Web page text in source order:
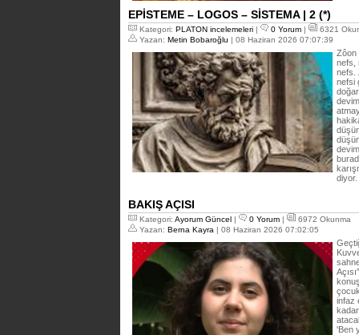
EPİSTEME – LOGOS – SİSTEMA | 2 (*)
Kategori: PLATON incelemeleri | 0 Yorum |
6321
Yazan: Metin Bobaroğlu | 08 Haziran 2026 07:07:39
Zôon
nefs,
nefs.
nefsi
diyor.
BAKIŞ AÇISI
Kategori: Ayorum Güncel | 0 Yorum |
6972 Okunma
Yazan: Berna Kayra | 08 Haziran 2026 07:02:05
infaz
'Ben